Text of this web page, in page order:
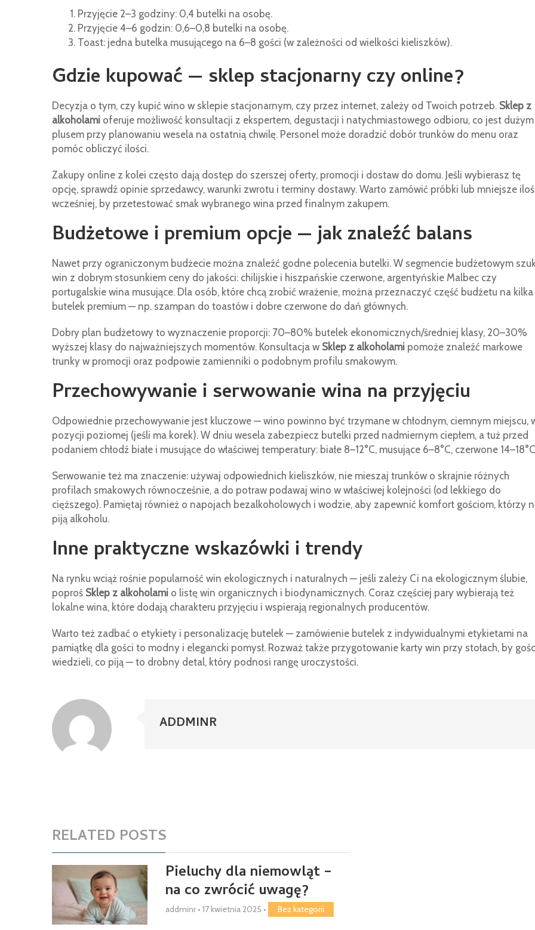
Przyjęcie 2–3 godziny: 0,4 butelki na osobę.
Przyjęcie 4–6 godzin: 0,6–0,8 butelki na osobę.
Toast: jedna butelka musującego na 6–8 gości (w zależności od wielkości kieliszków).
Gdzie kupować — sklep stacjonarny czy online?
Decyzja o tym, czy kupić wino w sklepie stacjonarnym, czy przez internet, zależy od Twoich potrzeb. Sklep z
alkoholami oferuje możliwość konsultacji z ekspertem, degustacji i natychmiastowego odbioru, co jest dużym
plusem przy planowaniu wesela na ostatnią chwilę. Personel może doradzić dobór trunków do menu oraz
pomóc obliczyć ilości.
Zakupy online z kolei często dają dostęp do szerszej oferty, promocji i dostaw do domu. Jeśli wybierasz tę
opcję, sprawdź opinie sprzedawcy, warunki zwrotu i terminy dostawy. Warto zamówić próbki lub mniejsze
wcześniej, by przetestować smak wybranego wina przed finalnym zakupem.
Budżetowe i premium opcje — jak znaleźć balans
Nawet przy ograniczonym budżecie można znaleźć godne polecenia butelki. W segmencie budżetowym
win z dobrym stosunkiem ceny do jakości: chilijskie i hiszpańskie czerwone, argentyńskie Malbec czy
portugalskie wina musujące. Dla osób, które chcą zrobić wrażenie, można przeznaczyć część budżetu na kilka
butelek premium — np. szampan do toastów i dobre czerwone do dań głównych.
Dobry plan budżetowy to wyznaczenie proporcji: 70–80% butelek ekonomicznych/średniej klasy, 20–30%
wyższej klasy do najważniejszych momentów. Konsultacja w Sklep z alkoholami pomoże znaleźć markowe
trunky w promocji oraz podpowie zamienniki o podobnym profilu smakowym.
Przechowywanie i serwowanie wina na przyjęciu
Odpowiednie przechowywanie jest kluczowe — wino powinno być trzymane w chłodnym, ciemnym miejscu,
pozycji poziomej (jeśli ma korek). W dniu wesela zabezpiecz butelki przed nadmiernym ciepłem, a tuż przed
podaniem chłodź białe i musujące do właściwej temperatury: białe 8–12°C, musujące 6–8°C, czerwone
Serwowanie też ma znaczenie: używaj odpowiednich kieliszków, nie mieszaj trunków o skrajnie różnych
profilach smakowych równocześnie, a do potraw podawaj wino w właściwej kolejności (od lekkiego do
cięższego). Pamiętaj również o napojach bezalkoholowych i wodzie, aby zapewnić komfort gościom, którzy
piją alkoholu.
Inne praktyczne wskazówki i trendy
Na rynku wciąż rośnie popularność win ekologicznych i naturalnych — jeśli zależy Ci na ekologicznym ślubie,
poproś Sklep z alkoholami o listę win organicznych i biodynamicznych. Coraz częściej pary wybierają też
lokalne wina, które dodają charakteru przyjęciu i wspierają regionalnych producentów.
Warto też zadbać o etykiety i personalizację butelek — zamówienie butelek z indywidualnymi etykietami na
pamiątkę dla gości to modny i elegancki pomysł. Rozważ także przygotowanie karty win przy stołach, by
wiedzieli, co piją — to drobny detal, który podnosi rangę uroczystości.
ADDMINR
RELATED POSTS
Pieluchy dla niemowląt –
na co zwrócić uwagę?
addminr • 17 kwietnia 2025 • Bez kategorii